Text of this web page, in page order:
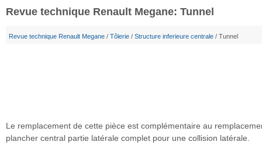
Revue technique Renault Megane: Tunnel
Revue technique Renault Megane / Tôlerie / Structure inferieure centrale / Tunnel
Le remplacement de cette pièce est complémentaire au
plancher central partie latérale complet pour une collision latérale.